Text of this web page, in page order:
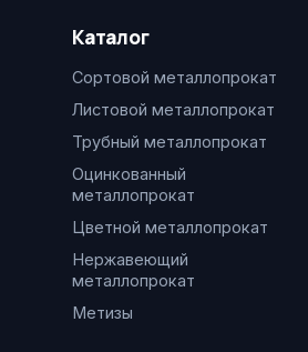
Каталог
Сортовой металлопрокат
Листовой металлопрокат
Трубный металлопрокат
Оцинкованный
металлопрокат
Цветной металлопрокат
Нержавеющий
металлопрокат
Метизы